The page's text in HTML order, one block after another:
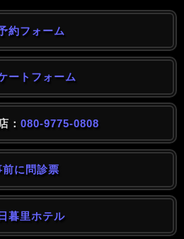
約フォーム
ートフォーム
： 080-9775-0808
前に問診票
暮里ホテル